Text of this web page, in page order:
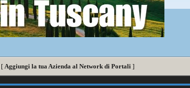
[ Aggiungi la tua Azienda al Network di Portali ]